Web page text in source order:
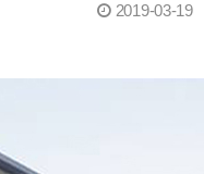
2019-03-19